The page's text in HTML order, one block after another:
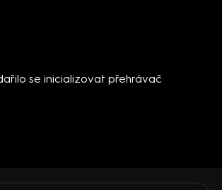
se inicializovat přehrávač